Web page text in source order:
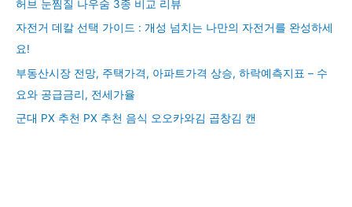
허브 눈찜질 나우숨 3종 비교 리뷰
자전거 데칼 선택 가이드 : 개성 넘치는 나만의 자전거를 완성하세
요!
부동산시장 전망, 주택가격, 아파트가격 상승, 하락예측지표 – 수
요와 공급금리, 전세가율
군대 PX 추천 PX 추천 음식 오오카와김 곱창김 캔